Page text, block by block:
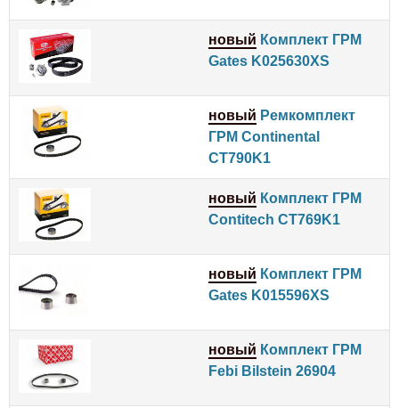
новый Комплект ГРМ
Gates K025630XS
новый Ремкомплект
ГРМ Continental
CT790K1
новый Комплект ГРМ
Contitech CT769K1
новый Комплект ГРМ
Gates K015596XS
новый Комплект ГРМ
Febi Bilstein 26904